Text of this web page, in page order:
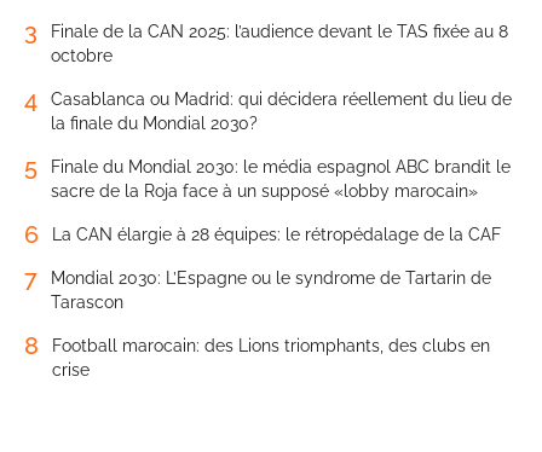
3
Finale de la CAN 2025: l’audience devant le TAS fixée au 8
octobre
4
Casablanca ou Madrid: qui décidera réellement du lieu de
la finale du Mondial 2030?
5
Finale du Mondial 2030: le média espagnol ABC brandit le
sacre de la Roja face à un supposé «lobby marocain»
6 La CAN élargie à 28 équipes: le rétropédalage de la CAF
7
Mondial 2030: L’Espagne ou le syndrome de Tartarin de
Tarascon
8
Football marocain: des Lions triomphants, des clubs en
crise